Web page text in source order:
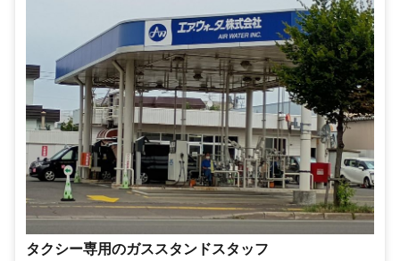
タクシー専用のガススタンドスタッフ